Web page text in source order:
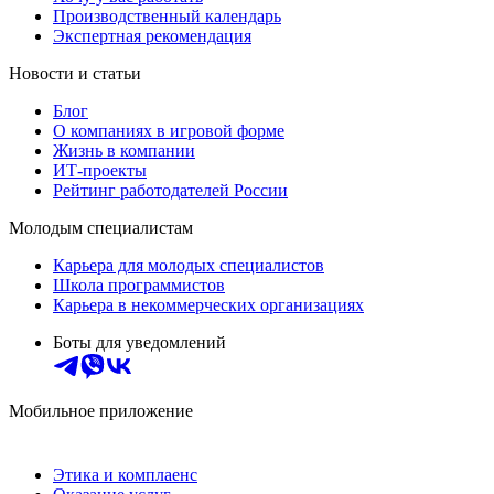
Производственный календарь
Экспертная рекомендация
Новости и статьи
Блог
О компаниях в игровой форме
Жизнь в компании
ИТ-проекты
Рейтинг работодателей России
Молодым специалистам
Карьера для молодых специалистов
Школа программистов
Карьера в некоммерческих организациях
Боты для уведомлений
Мобильное приложение
Этика и комплаенс